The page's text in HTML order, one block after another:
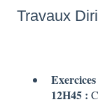
Travaux
12H45 :